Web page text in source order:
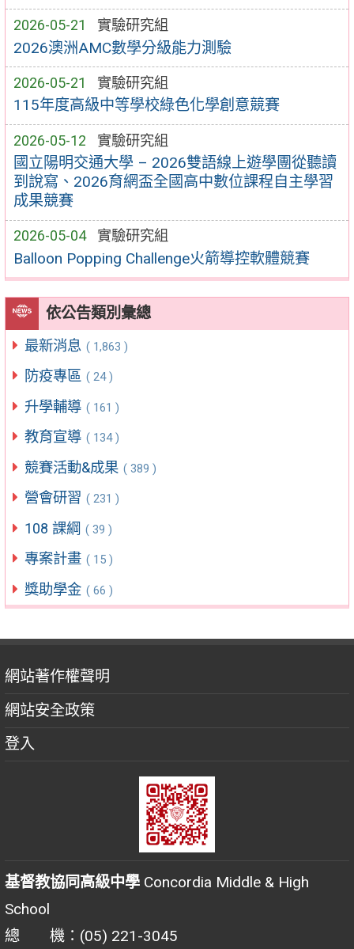
2026-05-21 實驗研究組
2026澳洲AMC數學分級能力測驗
2026-05-21 實驗研究組
115年度高級中等學校綠色化學創意競賽
2026-05-12 實驗研究組
國立陽明交通大學 – 2026雙語線上遊學團從聽讀
到說寫、2026育網盃全國高中數位課程自主學習
成果競賽
2026-05-04 實驗研究組
Balloon Popping Challenge火箭導控軟體競賽
依公告類別彙總
最新消息 ( 1,863 )
防疫專區 ( 24 )
升學輔導 ( 161 )
教育宣導 ( 134 )
競賽活動&成果 ( 389 )
營會研習 ( 231 )
108 課綱 ( 39 )
專案計畫 ( 15 )
獎助學金 ( 66 )
網站著作權聲明
網站安全政策
登入
基督教協同高級中學 Concordia Middle & High
School
總 機：(05) 221-3045